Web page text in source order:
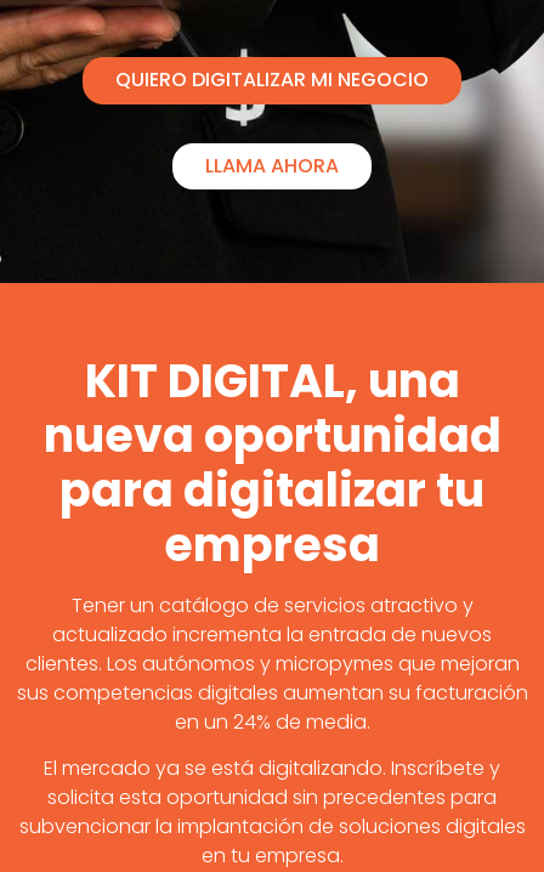
QUIERO DIGITALIZAR MI NEGOCIO
LLAMA AHORA
KIT DIGITAL, una
nueva oportunidad
para digitalizar tu
empresa
Tener un catálogo de servicios atractivo y
actualizado incrementa la entrada de nuevos
clientes. Los autónomos y micropymes que mejoran
sus competencias digitales aumentan su facturación
en un 24% de media.
El mercado ya se está digitalizando. Inscríbete y
solicita esta oportunidad sin precedentes para
subvencionar la implantación de soluciones digitales
en tu empresa.